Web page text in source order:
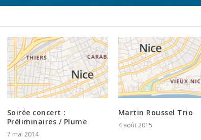
Soirée concert :
Préliminaires / Plume
7 mai 2014
Martin Roussel Trio
4 août 2015